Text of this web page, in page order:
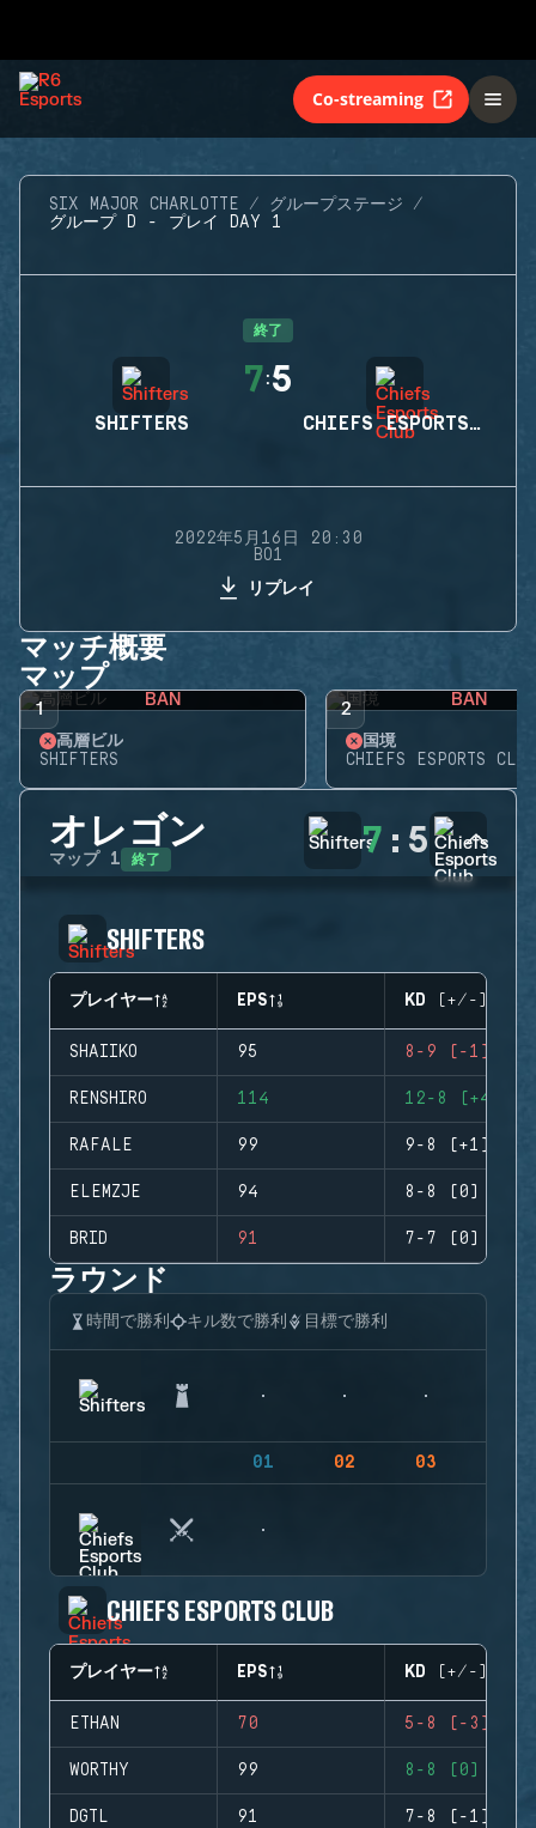
Co-streaming
SIX MAJOR CHARLOTTE
グループステージ
グループ D - プレイ DAY 1
終了
SHIFTERS
7:5
CHIEFS ESPORTS CLUB
2022年5月16日 20:30
BO1
リプレイ
マッチ概要
マップ
1 BAN
高層ビル
SHIFTERS
2 BAN
国境
CHIEFS ESPORTS CLUB
オレゴン
マップ 1 終了 7 : 5
SHIFTERS
プレイヤー EPS KD (+/-)
SHAIIKO 95 8-9 (-1)
RENSHIRO 114 12-8 (+4)
RAFALE 99 9-8 (+1)
ELEMZJE 94 8-8 (0)
BRID 91 7-7 (0)
ラウンド
時間で勝利 キル数で勝利 目標で勝利
01 02 03
CHIEFS ESPORTS CLUB
プレイヤー EPS KD (+/-)
ETHAN 70 5-8 (-3)
WORTHY 99 8-8 (0)
DGTL 91 7-8 (-1)